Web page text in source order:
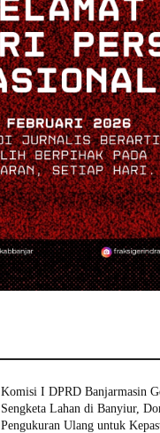
Komisi I DPRD Banjarmasin
Sengketa Lahan di Banyiur,
Pengukuran Ulang untuk